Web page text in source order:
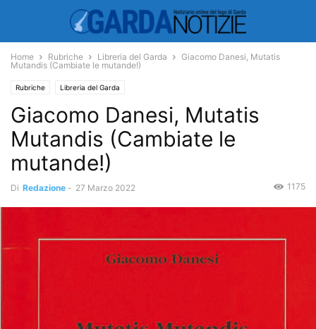
Home Rubriche Libreria del Garda
Giacomo Danesi, Mutatis
Mutandis (Cambiate le mutande!)
Rubriche Libreria del Garda
Giacomo Danesi, Mutatis
Mutandis (Cambiate le
mutande!)
Di Redazione - 27 Marzo 2022 1175